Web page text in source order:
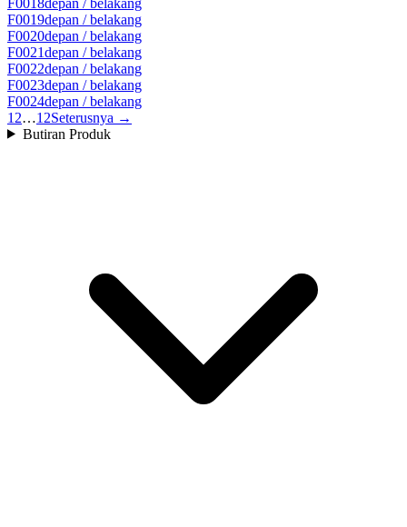
F0019depan / belakang
F0020depan / belakang
F0021depan / belakang
F0022depan / belakang
F0023depan / belakang
F0024depan / belakang
1 2…12Seterusnya →
Butiran Produk